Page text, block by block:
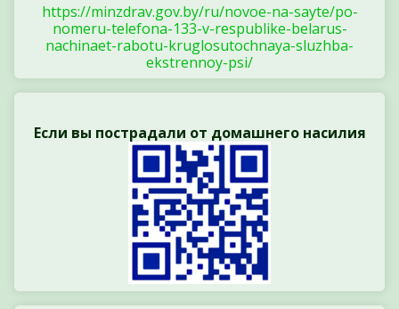
https://minzdrav.gov.by/ru/novoe-na-sayte/po-
nomeru-telefona-133-v-respublike-belarus-
nachinaet-rabotu-kruglosutochnaya-sluzhba-
ekstrennoy-psi/
Если вы пострадали от домашнего насилия